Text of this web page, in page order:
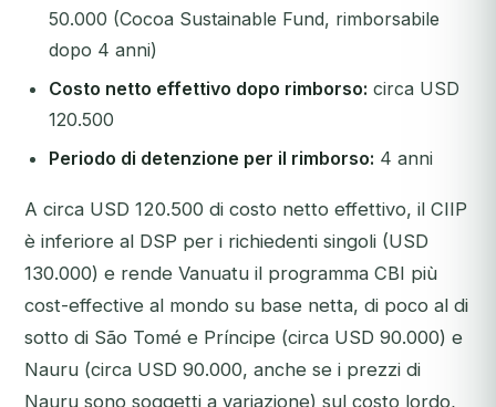
50.000 (Cocoa Sustainable Fund, rimborsabile
dopo 4 anni)
Costo netto effettivo dopo rimborso: circa USD
120.500
Periodo di detenzione per il rimborso: 4 anni
A circa USD 120.500 di costo netto effettivo, il CIIP
è inferiore al DSP per i richiedenti singoli (USD
130.000) e rende Vanuatu il programma CBI più
cost-effective al mondo su base netta, di poco al di
sotto di São Tomé e Príncipe (circa USD 90.000) e
Nauru (circa USD 90.000, anche se i prezzi di
Nauru sono soggetti a variazione) sul costo lordo,